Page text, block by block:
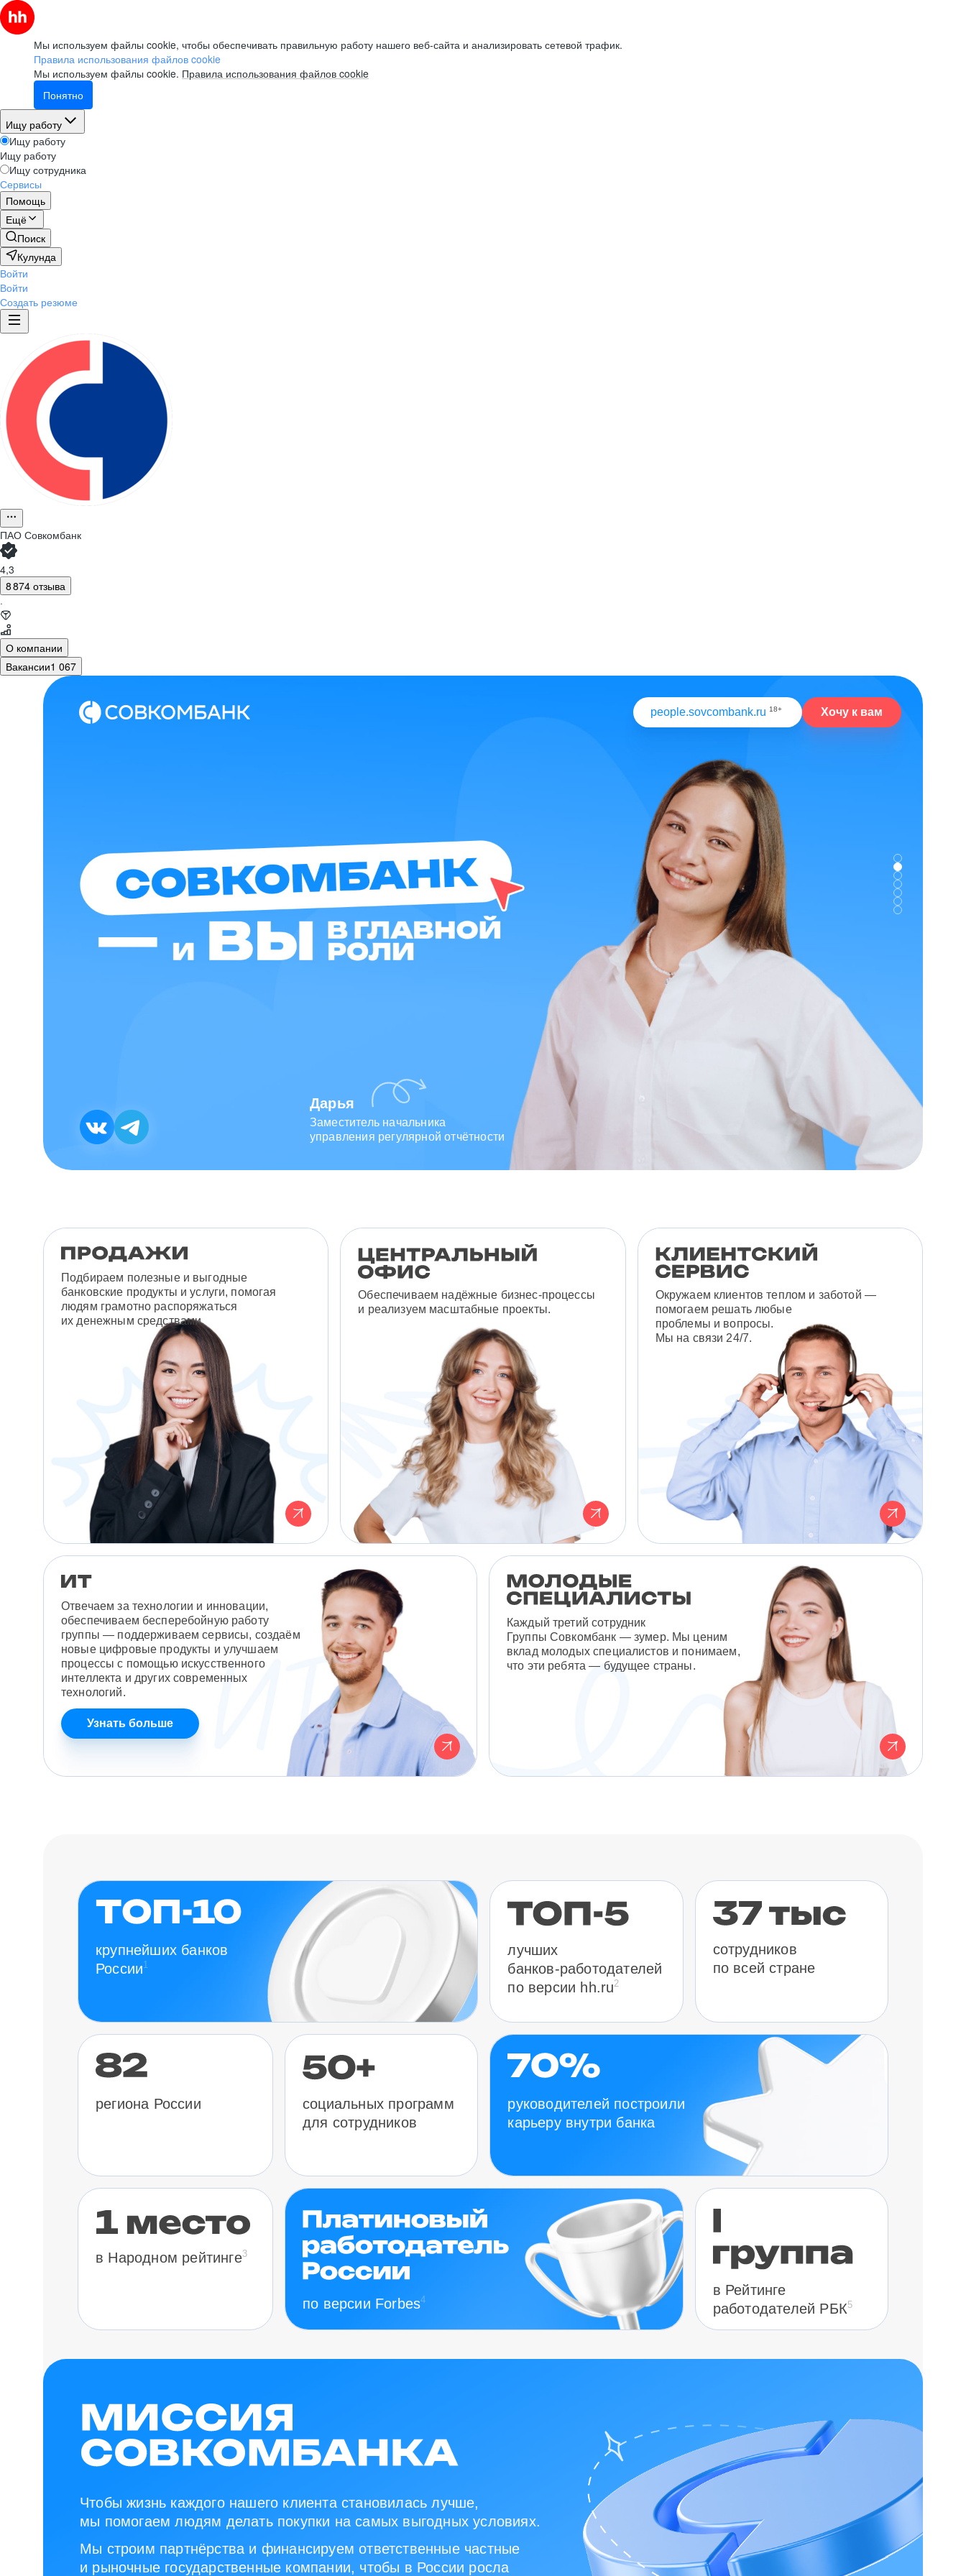
Мы используем файлы cookie, чтобы обеспечивать правильную работу нашего веб-сайта и анализировать сетевой трафик.
Правила использования файлов cookie
Мы используем файлы cookie. Правила использования файлов cookie
Понятно
Ищу работу
Ищу работу
Ищу работу
Ищу сотрудника
Сервисы
Помощь
Ещё
Поиск
Кулунда
Войти
Войти
Создать резюме
ПАО Совкомбанк
4,3
8 874 отзыва
·
О компании
Вакансии1 067
people.sovcombank.ru 18+ Хочу к вам
Дарья
Заместитель начальника
управления регулярной отчётности
Подбираем полезные и выгодные
банковские продукты и услуги, помогая
людям грамотно распоряжаться
их денежным средствами.
Обеспечиваем надёжные бизнес-процессы
и реализуем масштабные проекты.
Окружаем клиентов теплом и заботой —
помогаем решать любые
проблемы и вопросы.
Мы на связи 24/7.
Отвечаем за технологии и инновации,
обеспечиваем бесперебойную работу
группы — поддерживаем сервисы, создаём
новые цифровые продукты и улучшаем
процессы с помощью искусственного
интеллекта и других современных
технологий.
Узнать больше
Каждый третий сотрудник
Группы Совкомбанк — зумер. Мы ценим
вклад молодых специалистов и понимаем,
что эти ребята — будущее страны.
крупнейших банков
России1
лучших
банков-работодателей
по версии hh.ru2
сотрудников
по всей стране
региона России
социальных программ
для сотрудников
руководителей построили
карьеру внутри банка
в Народном рейтинге3
по версии Forbes4
в Рейтинге
работодателей РБК5
Чтобы жизнь каждого нашего клиента становилась лучше,
мы помогаем людям делать покупки на самых выгодных условиях.
Мы строим партнёрства и финансируем ответственные частные
и рыночные государственные компании, чтобы в России росла